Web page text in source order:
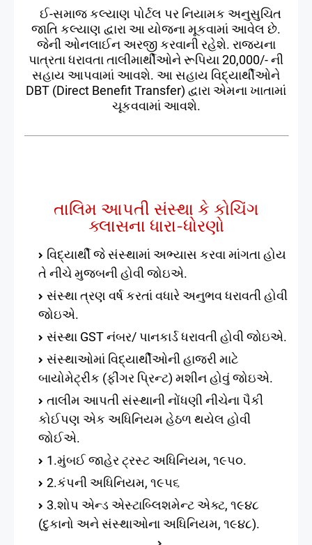
ઈ-સમાજ કલ્યાણ પોર્ટલ પર નિયામક અનુસુચિત
જાતિ કલ્યાણ દ્વારા આ યોજના મૂકવામાં આવેલ છે.
જેની ઓનલાઈન અરજી કરવાની રહેશે. રાજ્યના
પાત્રતા ધરાવતા તાલીમાર્થીઓને રૂપિયા 20,000/- ની
સહાય આપવામાં આવશે. આ સહાય વિદ્યાર્થીઓને
DBT (Direct Benefit Transfer) દ્વારા એમના ખાતામાં
ચૂકવવામાં આવશે.
તાલિમ આપતી સંસ્થા કે કોચિંગ
ક્લાસના ધારા-ધોરણો
વિદ્યાર્થી જે સંસ્થામાં અભ્યાસ કરવા માંગતા હોય
તે નીચે મુજબની હોવી જોઇએ.
સંસ્થા ત્રણ વર્ષ કરતાં વધારે અનુભવ ધરાવતી હોવી
જોઇએ.
સંસ્થા GST નંબર/ પાનકાર્ડ ધરાવતી હોવી જોઇએ.
સંસ્થાઓમાં વિદ્યાર્થીઓની હાજરી માટે
બાયોમેટ્રીક (ફીંગર પ્રિન્ટ) મશીન હોવું જોઇએ.
તાલીમ આપતી સંસ્થાની નોંધણી નીચેના પૈકી
કોઈપણ એક અધિનિયમ હેઠળ થયેલ હોવી
જોઈએ.
1.મુંબઈ જાહેર ટ્રસ્ટ અધિનિયમ, ૧૯૫૦.
2.કંપની અધિનિયમ, ૧૯૫૬
3.શોપ એન્‍ડ એસ્ટાબ્લિશમેન્‍ટ એક્ટ, ૧૯૪૮
(દુકાનો અને સંસ્થાઓના અધિનિયમ, ૧૯૪૮).